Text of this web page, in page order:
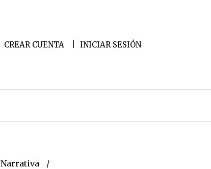
CREAR CUENTA INICIAR SESIÓN
Narrativa